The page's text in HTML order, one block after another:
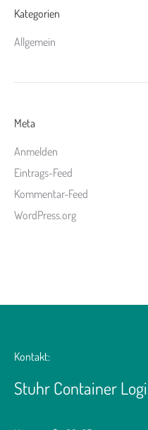
Kategorien
Allgemein
Meta
Anmelden
Eintrags-Feed
Kommentar-Feed
WordPress.org
Kontakt:
Stuhr Container